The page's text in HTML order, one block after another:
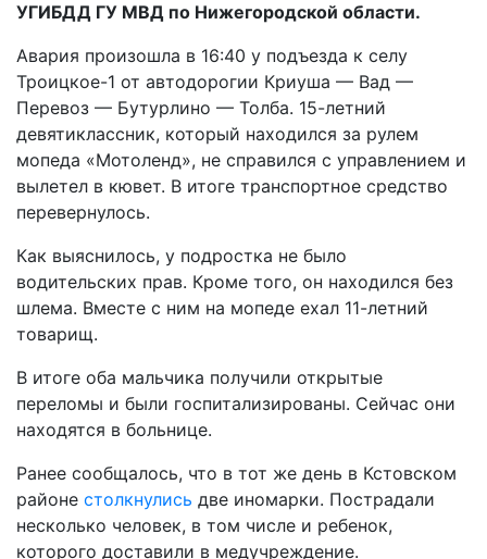
УГИБДД ГУ МВД по Нижегородской области.
Авария произошла в 16:40 у подъезда к селу
Троицкое-1 от автодорогии Криуша — Вад —
Перевоз — Бутурлино — Толба. 15-летний
девятиклассник, который находился за рулем
мопеда «Мотоленд», не справился с управлением и
вылетел в кювет. В итоге транспортное средство
перевернулось.
Как выяснилось, у подростка не было
водительских прав. Кроме того, он находился без
шлема. Вместе с ним на мопеде ехал 11-летний
товарищ.
В итоге оба мальчика получили открытые
переломы и были госпитализированы. Сейчас они
находятся в больнице.
Ранее сообщалось, что в тот же день в Кстовском
районе столкнулись две иномарки. Пострадали
несколько человек, в том числе и ребенок,
которого доставили в медучреждение.